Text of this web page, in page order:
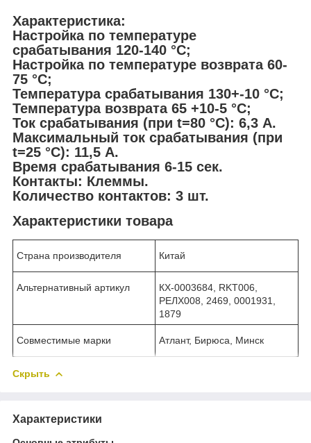
Характеристика:
Настройка по температуре
срабатывания 120-140 °С;
Настройка по температуре возврата 60-
75 °С;
Температура срабатывания 130+-10 °С;
Температура возврата 65 +10-5 °С;
Ток срабатывания (при t=80 °С): 6,3 А.
Максимальный ток срабатывания (при
t=25 °С): 11,5 А.
Время срабатывания 6-15 сек.
Контакты: Клеммы.
Количество контактов: 3 шт.
Характеристики товара
Страна производителя Китай
Альтернативный артикул
КХ-0003684, RKT006,
РЕЛХ008, 2469, 0001931,
1879
Совместимые марки Атлант, Бирюса, Минск
Скрыть
Характеристики